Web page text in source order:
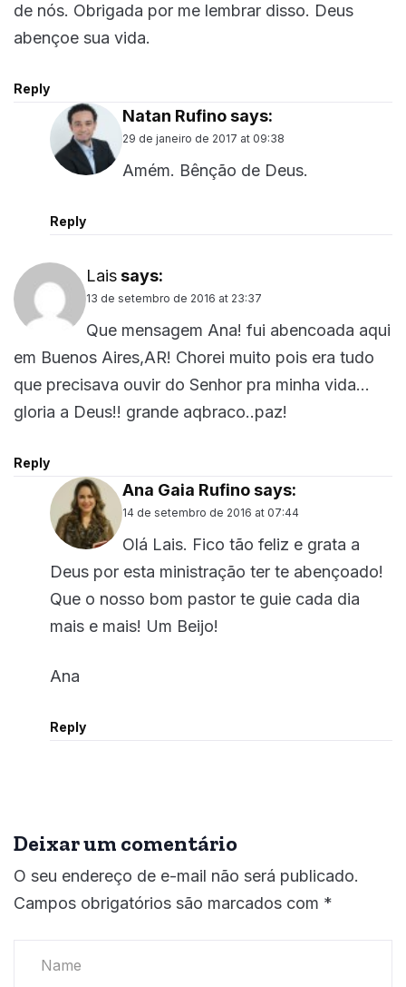
de nós. Obrigada por me lembrar disso. Deus
abençoe sua vida.
Reply
Natan Rufinosays:
29 de janeiro de 2017 at 09:38
Amém. Bênção de Deus.
Reply
Laissays:
13 de setembro de 2016 at 23:37
Que mensagem Ana! fui abencoada aqui
em Buenos Aires,AR! Chorei muito pois era tudo
que precisava ouvir do Senhor pra minha vida…
gloria a Deus!! grande aqbraco..paz!
Reply
Ana Gaia Rufinosays:
14 de setembro de 2016 at 07:44
Olá Lais. Fico tão feliz e grata a
Deus por esta ministração ter te abençoado!
Que o nosso bom pastor te guie cada dia
mais e mais! Um Beijo!
Ana
Reply
Deixar um comentário
O seu endereço de e-mail não será publicado.
Campos obrigatórios são marcados com *